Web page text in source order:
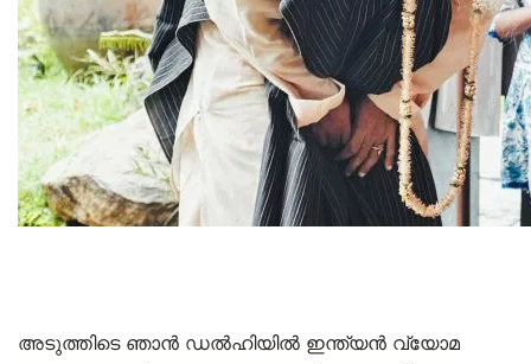
അടുത്തിടെ ഞാൻ ഡല്‍ഹിയില്‍ ഇന്ത്യൻ വ്യോമ